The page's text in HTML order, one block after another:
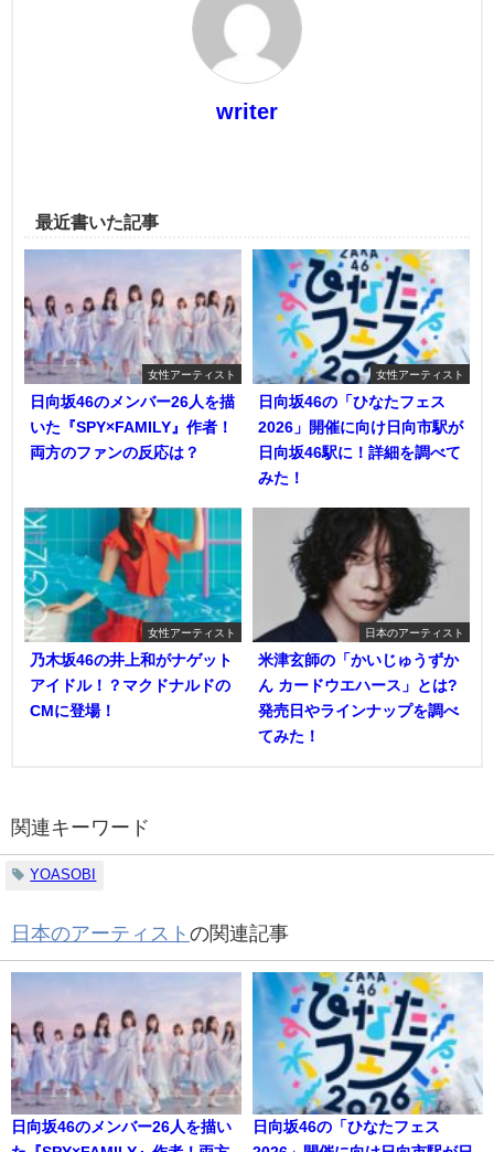
writer
最近書いた記事
女性アーティスト
日向坂46のメンバー26人を描
いた『SPY×FAMILY』作者！
両方のファンの反応は？
女性アーティスト
日向坂46の「ひなたフェス
2026」開催に向け日向市駅が
日向坂46駅に！詳細を調べて
みた！
女性アーティスト
乃木坂46の井上和がナゲット
アイドル！？マクドナルドの
CMに登場！
日本のアーティスト
米津玄師の「かいじゅうずか
ん カードウエハース」とは?
発売日やラインナップを調べ
てみた！
関連キーワード
YOASOBI
日本のアーティスト の関連記事
日向坂46のメンバー26人を描い
日向坂46の「ひなたフェス